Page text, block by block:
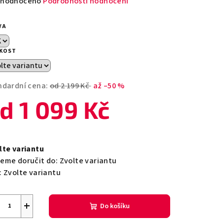
cena: od 2 199 Kč až –50 %
1 099 Kč
variantu
doručit do: Zvolte variantu
Zvolte variantu
+ Do košíku